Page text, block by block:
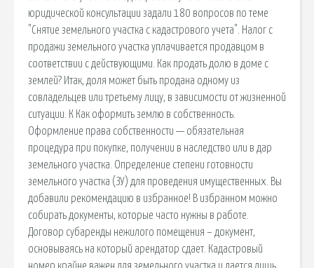
юридической консультации задали 180 вопросов по теме
"Снятие земельного участка с кадастрового учета". Налог с
продажи земельного участка уплачивается продавцом в
соответствии с действующими. Как продать долю в доме с
землей? Итак, доля может быть продана одному из
совладельцев или третьему лицу, в зависимости от жизненной
ситуации. К Как оформить землю в собственность.
Оформление права собственности — обязательная
процедура при покупке, получении в наследство или в дар
земельного участка. Определение степени готовности
земельного участка (ЗУ) для проведения имущественных. Вы
добавили рекомендацию в избранное! В избранном можно
собирать документы, которые часто нужны в работе.
Договор субаренды нежилого помещения – документ,
основываясь на который арендатор сдает. Кадастровый
номер крайне важен для земельного участка и дается лишь